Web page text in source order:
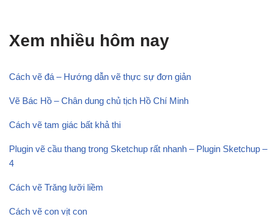
Xem nhiều hôm nay
Cách vẽ đá – Hướng dẫn vẽ thực sự đơn giản
Vẽ Bác Hồ – Chân dung chủ tịch Hồ Chí Minh
Cách vẽ tam giác bất khả thi
Plugin vẽ cầu thang trong Sketchup rất nhanh – Plugin Sketchup –
4
Cách vẽ Trăng lưỡi liềm
Cách vẽ con vịt con